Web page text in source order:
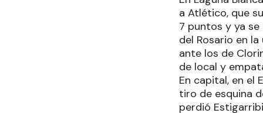
a Atlético, que
7 puntos y ya
del Rosario en
ante los de
de local y
En capital, en el
tiro de esquina
perdió